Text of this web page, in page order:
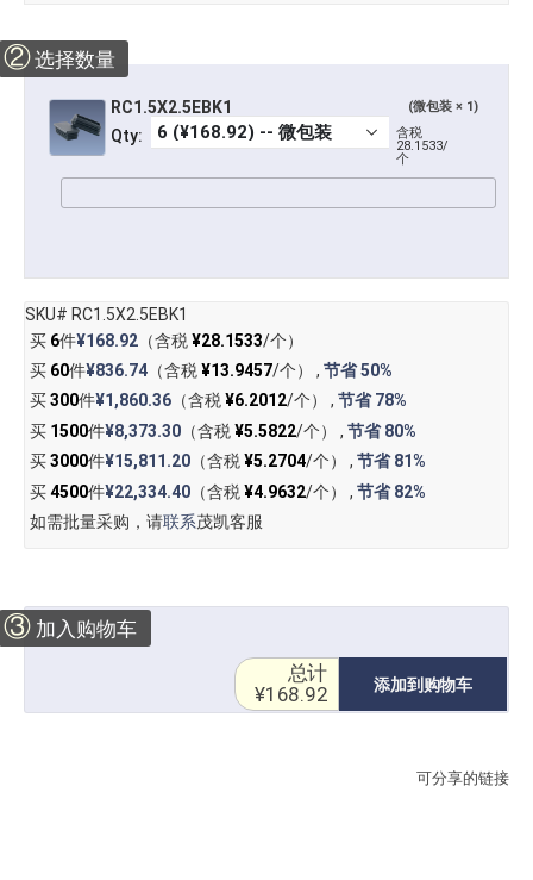
②选择数量
RC1.5X2.5EBK1 (微包装 × 1)
Qty:
含税
28.1533/
个
SKU# RC1.5X2.5EBK1
买 6件¥168.92（含税¥28.1533/个）
买 60件¥836.74（含税¥13.9457/个） , 节省50%
买300件¥1,860.36（含税¥6.2012/个） , 节省78%
买 1500件¥8,373.30（含税¥5.5822/个） , 节省80%
买3000件¥15,811.20（含税¥5.2704/个） , 节省81%
买4500件¥22,334.40（含税¥4.9632/个） , 节省82%
如需批量采购，请联系茂凯客服
③ 加入购物车
添加到购物车
总计
¥168.92
可分享的链接